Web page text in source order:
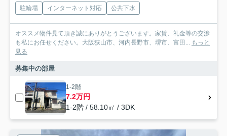
駐輪場 インターネット対応 公共下水
オススメ物件見て頂き誠にありがとうございます。家賃、礼金等の交渉
も私にお任せください。大阪狭山市、河内長野市、堺市、富田... もっと
見る
募集中の部屋
1-2階
7.2万円
1-2階 / 58.10㎡ / 3DK